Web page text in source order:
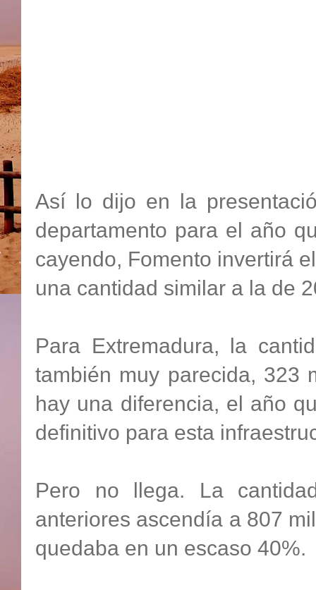
Así lo dijo en la
departamento para el año
cayendo, Fomento invertirá
una cantidad similar a la de
Para Extremadura, la
también muy parecida, 323
hay una diferencia, el año
definitivo para esta
Pero no llega. La
anteriores ascendía a 807
quedaba en un escaso 40%.